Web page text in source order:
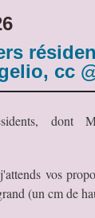
cc
dont
vos
(un cm de